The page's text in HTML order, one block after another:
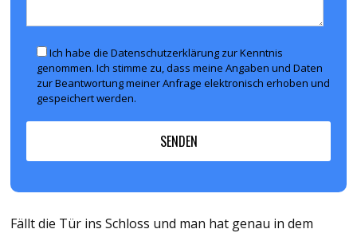
Ich habe die Datenschutzerklärung zur Kenntnis
genommen. Ich stimme zu, dass meine Angaben und Daten
zur Beantwortung meiner Anfrage elektronisch erhoben und
gespeichert werden.
Fällt die Tür ins Schloss und man hat genau in dem